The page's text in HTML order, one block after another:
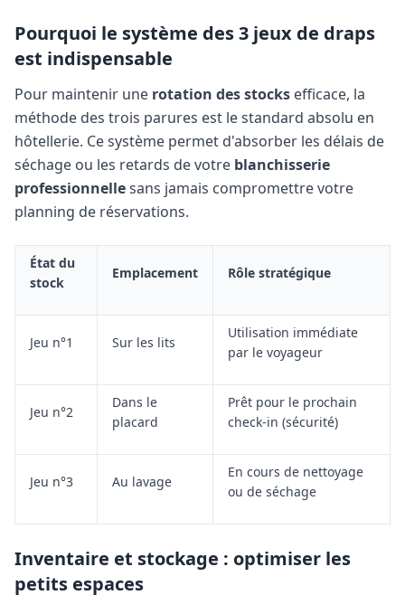
Pourquoi le système des 3 jeux de draps
est indispensable
Pour maintenir une rotation des stocks efficace, la
méthode des trois parures est le standard absolu en
hôtellerie. Ce système permet d'absorber les délais de
séchage ou les retards de votre blanchisserie
professionnellesans jamais compromettre votre
planning de réservations.
État du
stock
Emplacement Rôle stratégique
Jeu n°1 Sur les lits
Utilisation immédiate
par le voyageur
Jeu n°2
Dans le
placard
Prêt pour le prochain
check-in (sécurité)
Jeu n°3 Au lavage
En cours de nettoyage
ou de séchage
Inventaire et stockage : optimiser les
petits espaces